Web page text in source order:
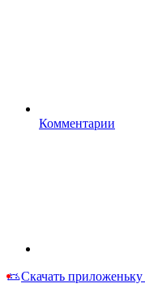
Комментарии
Скачать приложеньку